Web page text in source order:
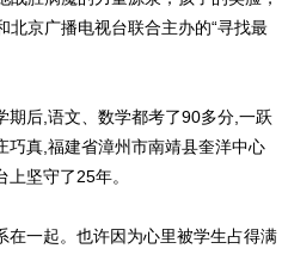
北京广播电视台联合主办的“寻找最
后,语文、数学都考了90多分,一跃
真,福建省漳州市南靖县奎洋中心
坚守了25年。
一起。也许因为心里被学生占得满